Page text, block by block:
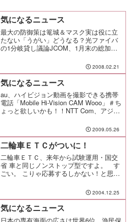
気になるニュース
最大の防御策は篭城＆マスク実は役に立
たない「うがい」どうなる？光ファイバ
の1分岐貸し議論JCOM、1月末の総加入
NHKと民放事業者各社，6月2日にダビン
グ10を無料デジタル放送で導入へ内部統
制が迫る多...
2008.02.21
気になるニュース
au、ハイビジョン動画を撮影できる携帯
電話「Mobile Hi-Vision CAM Wooo」＃ち
ょっと欲しいかも！！NTT Com、アジア
Gateway」をあらたに建設＃もうちょっ
と先ま...
2009.05.26
二輪車ＥＴＣがついに！
二輪車ＥＴＣ、来年から試験運用・国交
省 車と同じノンストップ型ですよ。 す
ごい。 こりゃ応募するしかない！と思っ
2004.12.25
気になるニュース
日本の専有海面の広さは世界6位、漁民保